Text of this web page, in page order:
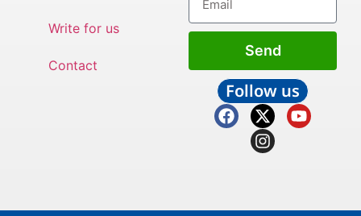
Write for us
Contact
Send
Follow us